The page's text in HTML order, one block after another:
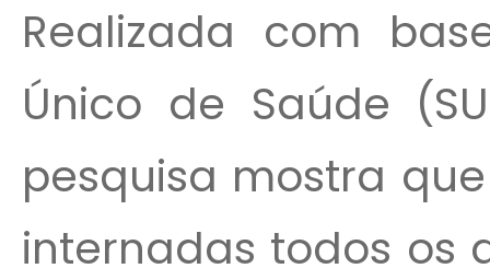
Realizada com
Único de Saúde
pesquisa mostra
internadas todos os